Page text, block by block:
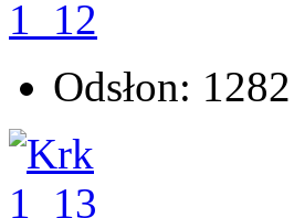
Odsłon: 1282